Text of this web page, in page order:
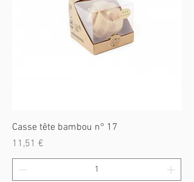
Casse tête bambou n° 17
Prix
11,51 €